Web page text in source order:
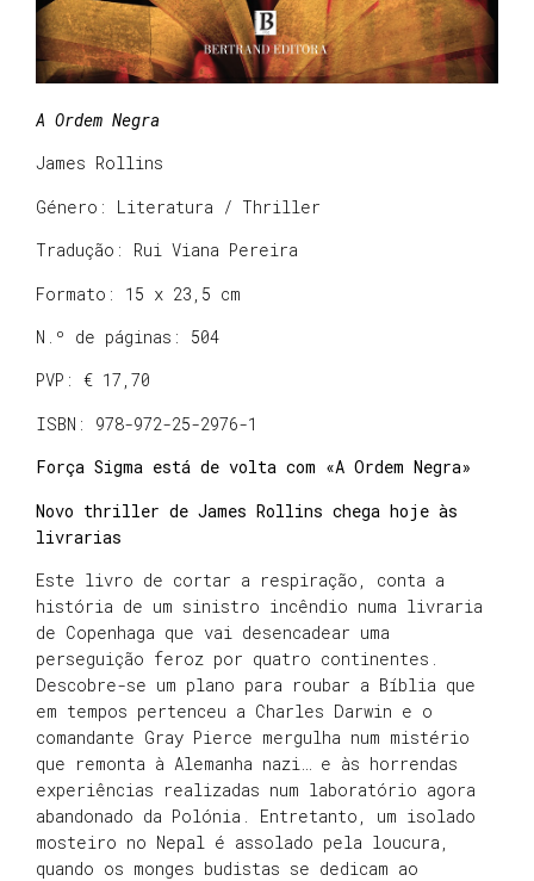
A Ordem Negra
James Rollins
Género: Literatura / Thriller
Tradução: Rui Viana Pereira
Formato: 15 x 23,5 cm
N.º de páginas: 504
PVP: € 17,70
ISBN: 978-972-25-2976-1
Força Sigma está de volta com «A Ordem Negra»
Novo thriller de James Rollins chega hoje às
livrarias
Este livro de cortar a respiração, conta a
história de um sinistro incêndio numa livraria
de Copenhaga que vai desencadear uma
perseguição feroz por quatro continentes.
Descobre-se um plano para roubar a Bíblia que
em tempos pertenceu a Charles Darwin e o
comandante Gray Pierce mergulha num mistério
que remonta à Alemanha nazi… e às horrendas
experiências realizadas num laboratório agora
abandonado da Polónia. Entretanto, um isolado
mosteiro no Nepal é assolado pela loucura,
quando os monges budistas se dedicam ao